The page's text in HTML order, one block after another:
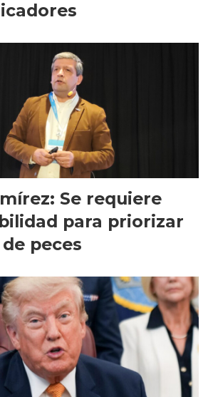
Se requiere
para priorizar
peces